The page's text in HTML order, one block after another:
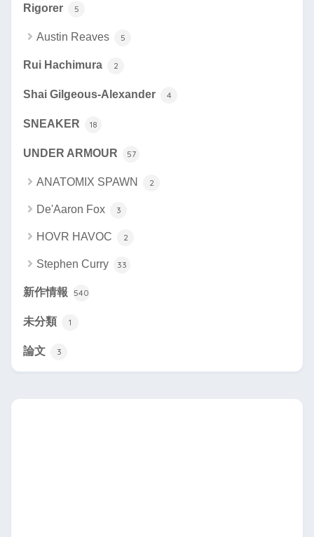
Rigorer 5
Austin Reaves 5
Rui Hachimura 2
Shai Gilgeous-Alexander 4
SNEAKER 18
UNDER ARMOUR 57
ANATOMIX SPAWN 2
De'Aaron Fox 3
HOVR HAVOC 2
Stephen Curry 33
新作情報 540
未分類 1
論文 3